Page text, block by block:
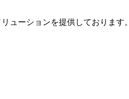
ューションを提供しております。